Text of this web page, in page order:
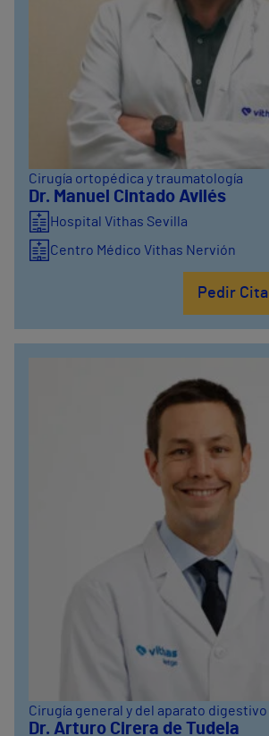
Cirugía ortopédica y traumatología
Dr. Manuel Cintado Avilés
Hospital Vithas Sevilla
Centro Médico Vithas Nervión
Pedir Cita
Cirugía general y del aparato digestivo
Dr. Arturo Cirera de Tudela